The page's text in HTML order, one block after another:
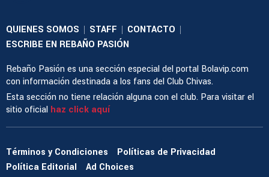
QUIENES SOMOS | STAFF | CONTACTO |
ESCRIBE EN REBAÑO PASIÓN
Rebaño Pasión es una sección especial del portal Bolavip.com
con información destinada a los fans del Club Chivas.
Esta sección no tiene relación alguna con el club. Para visitar el
sitio oficial haz click aquí
Términos y Condiciones
Políticas de Privacidad
Política Editorial
Ad Choices